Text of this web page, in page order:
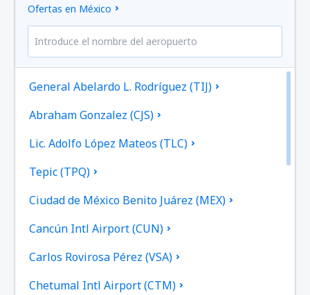
Ofertas en México
General Abelardo L. Rodríguez (TIJ)
Abraham Gonzalez (CJS)
Lic. Adolfo López Mateos (TLC)
Tepic (TPQ)
Ciudad de México Benito Juárez (MEX)
Cancún Intl Airport (CUN)
Carlos Rovirosa Pérez (VSA)
Chetumal Intl Airport (CTM)